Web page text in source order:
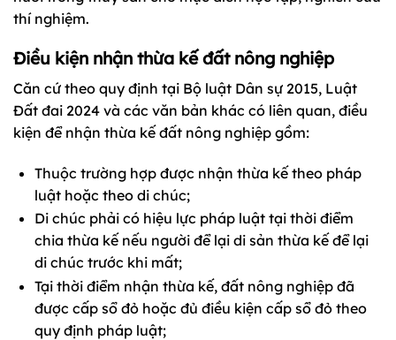
thí nghiệm.
Điều kiện nhận thừa kế đất nông nghiệp
Căn cứ theo quy định tại Bộ luật Dân sự 2015, Luật
Đất đai 2024 và các văn bản khác có liên quan, điều
kiện để nhận thừa kế đất nông nghiệp gồm:
Thuộc trường hợp được nhận thừa kế theo pháp
luật hoặc theo di chúc;
Di chúc phải có hiệu lực pháp luật tại thời điểm
chia thừa kế nếu người để lại di sản thừa kế để lại
di chúc trước khi mất;
Tại thời điểm nhận thừa kế, đất nông nghiệp đã
được cấp sổ đỏ hoặc đủ điều kiện cấp sổ đỏ theo
quy định pháp luật;